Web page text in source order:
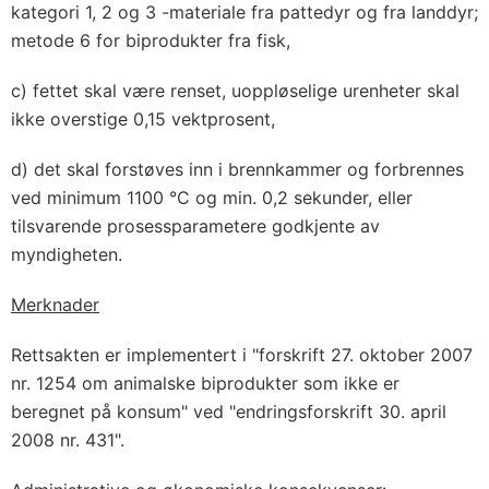
kategori 1, 2 og 3 -materiale fra pattedyr og fra landdyr;
metode 6 for biprodukter fra fisk,
c) fettet skal være renset, uoppløselige urenheter skal
ikke overstige 0,15 vektprosent,
d) det skal forstøves inn i brennkammer og forbrennes
ved minimum 1100 °C og min. 0,2 sekunder, eller
tilsvarende prosessparametere godkjente av
myndigheten.
Merknader
Rettsakten er implementert i "forskrift 27. oktober 2007
nr. 1254 om animalske biprodukter som ikke er
beregnet på konsum" ved "endringsforskrift 30. april
2008 nr. 431".